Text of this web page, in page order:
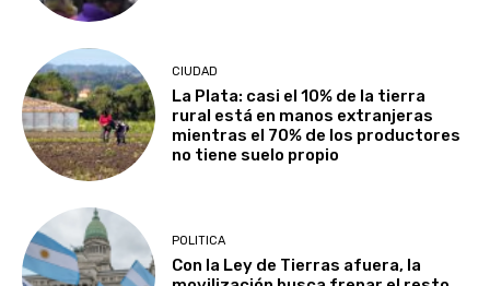
CIUDAD
La Plata: casi el 10% de la tierra
rural está en manos extranjeras
mientras el 70% de los productores
no tiene suelo propio
POLITICA
Con la Ley de Tierras afuera, la